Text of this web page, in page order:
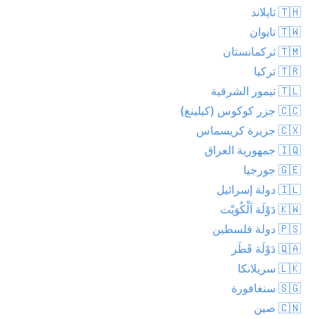
🇹🇭 تايلاند
🇹🇼 تايوان
🇹🇲 تركمانستان
🇹🇷 تركيا
🇹🇱 تيمور الشرقية
🇨🇨 جزر كوكوس (كيلينغ)
🇨🇽 جزيرة كريسماس
🇮🇶 جمهورية العراق
🇬🇪 جورجيا
🇮🇱 دولة إسرائيل
🇰🇼 دَوْلَة اَلْكُوَيْت
🇵🇸 دولة فلسطين
🇶🇦 دَوْلَة قَطَر
🇱🇰 سريلانكا
🇸🇬 سنغافورة
🇨🇳 صين